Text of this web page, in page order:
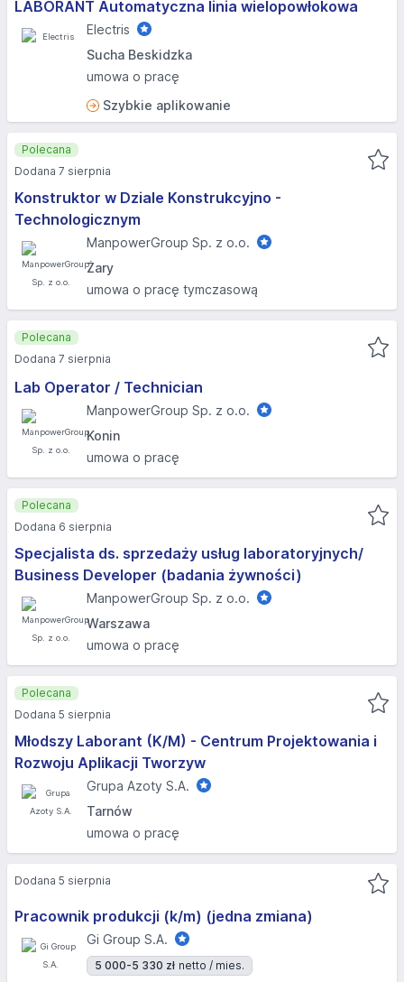
LABORANT Automatyczna linia wielopowłokowa
Electris
Sucha Beskidzka
umowa o pracę
Szybkie aplikowanie
Konstruktor w Dziale Konstrukcyjno -
Technologicznym
ManpowerGroup Sp. z o.o.
Żary
umowa o pracę tymczasową
Polecana
Dodana 7 sierpnia
Lab Operator / Technician
ManpowerGroup Sp. z o.o.
Konin
umowa o pracę
Polecana
Dodana 7 sierpnia
Specjalista ds. sprzedaży usług laboratoryjnych/
Business Developer (badania żywności)
ManpowerGroup Sp. z o.o.
Warszawa
umowa o pracę
Polecana
Dodana 6 sierpnia
Młodszy Laborant (K/M) - Centrum Projektowania i
Rozwoju Aplikacji Tworzyw
Grupa Azoty S.A.
Tarnów
umowa o pracę
Polecana
Dodana 5 sierpnia
Pracownik produkcji (k/m) (jedna zmiana)
Gi Group S.A.
5 000-5 330 zł netto / mies.
Dodana 5 sierpnia